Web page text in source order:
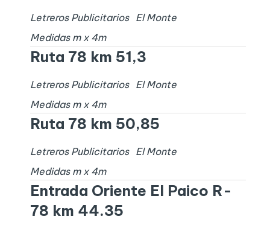
Letreros Publicitarios
El Monte
Medidas m x 4m
Ruta 78 km 51,3
Letreros Publicitarios
El Monte
Medidas m x 4m
Ruta 78 km 50,85
Letreros Publicitarios
El Monte
Medidas m x 4m
Entrada Oriente El Paico R-
78 km 44.35